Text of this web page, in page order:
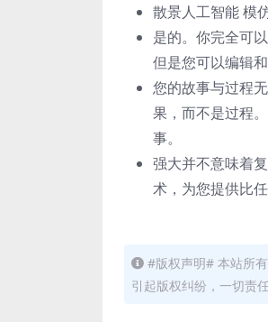
散景人工智能 模
是的。你完全可
但是您可以编辑和
您的故事与过程
果，而不是过程
事。
强大并不意味着
术，为您提供比
#版权声明# 本站所
引起版权纠纷，一切责